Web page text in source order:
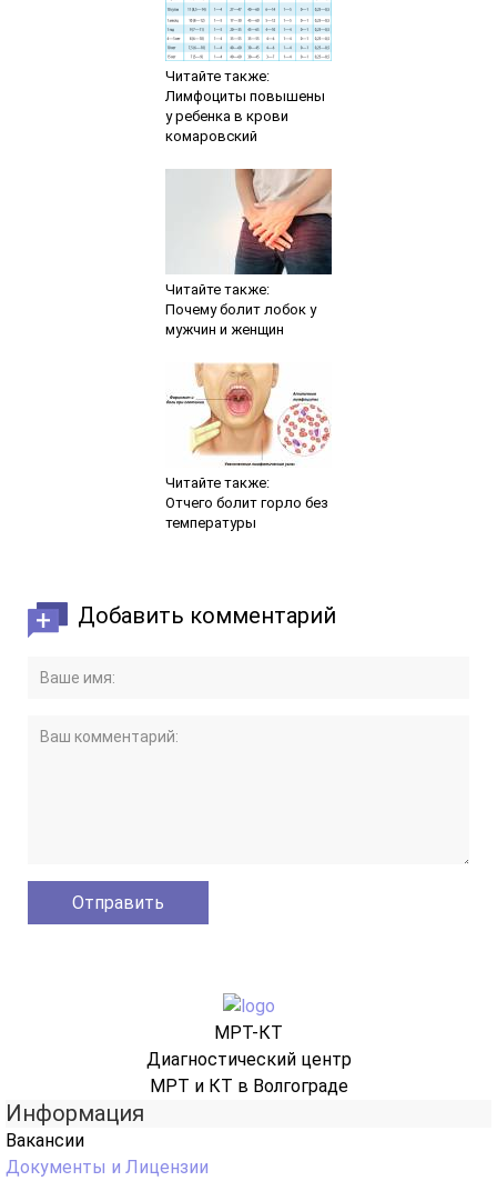
Читайте также:
Лимфоциты повышены
у ребенка в крови
комаровский
Читайте также:
Почему болит лобок у
мужчин и женщин
Читайте также:
Отчего болит горло без
температуры
Добавить комментарий
МРТ-КТ
Диагностический центр
МРТ и КТ в Волгограде
Информация
Вакансии
Документы и Лицензии